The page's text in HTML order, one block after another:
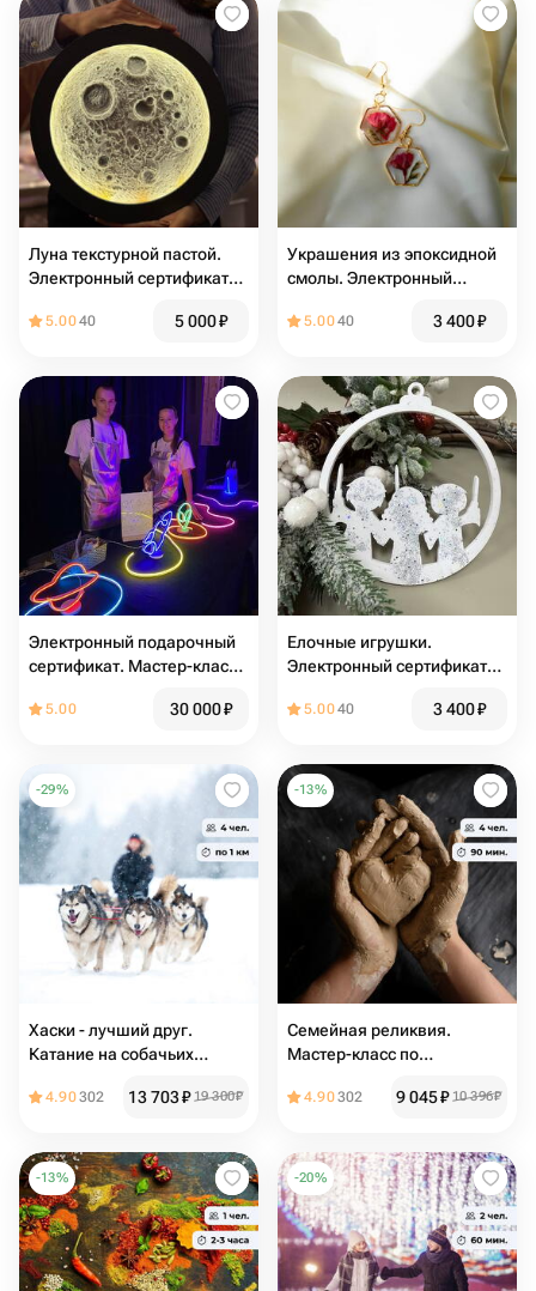
Луна текстурной пастой.
Электронный сертификат
5.0040 5 000₽
Украшения из эпоксидной
смолы. Электронный
мастер-класс
5.0040 3 400₽
Электронный подарочный
сертификат. Мастер-класс
светильников с выездом по
5.00 30 000₽
Елочные игрушки.
Электронный сертификат
5.0040 3 400₽
-29%
Хаски - лучший друг.
Катание на собачьих
4.90302 13 703₽ 19 300₽
-13%
Семейная реликвия.
Мастер-класс по
4.90302 9 045₽ 10 396₽
-13% -20%